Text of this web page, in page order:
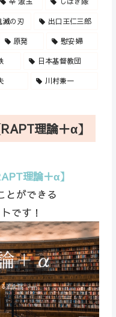
滅の刃 出口王仁三郎
原発 慰安婦
日本基督教団
川村兼一
理論＋α】
理論＋α】
とができる
です！